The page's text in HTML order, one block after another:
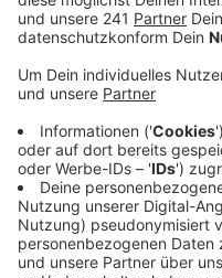
das Jugendamt auf
Veröffentlicht:
Einige Kinder und
Isolation
die Kinder und
wieder zu erreichen.